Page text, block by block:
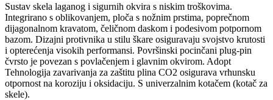
Sustav skela laganog i sigurnih okvira s niskim troškovima.
Integrirano s oblikovanjem, ploča s nožnim prstima, poprečnom
dijagonalnom kravatom, čeličnom daskom i podesivom potpornom
bazom. Dizajni protivnika u stilu škare osiguravaju svojstvo krutosti
i opterećenja visokih performansi. Površinski pocinčani plug-pin
čvrsto je povezan s povlačenjem i glavnim okvirom. Adopt
Tehnologija zavarivanja za zaštitu plina CO2 osigurava vrhunsku
otpornost na koroziju i oksidaciju. S univerzalnim kotačem (kotač za
skele).